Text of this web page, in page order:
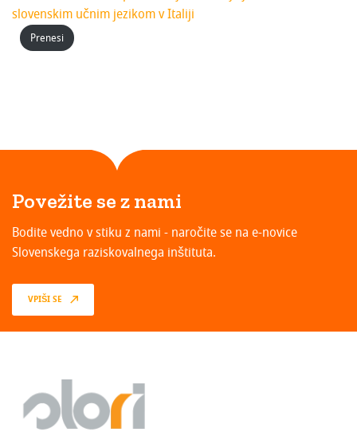
slovenskim učnim jezikom v Italiji
Prenesi
Povežite se z nami
Bodite vedno v stiku z nami - naročite se na e-novice
Slovenskega raziskovalnega inštituta.
VPIŠI SE